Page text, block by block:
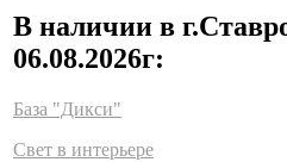
В наличии в
06.08.2026г:
База "Дикси"
Свет в интерьере